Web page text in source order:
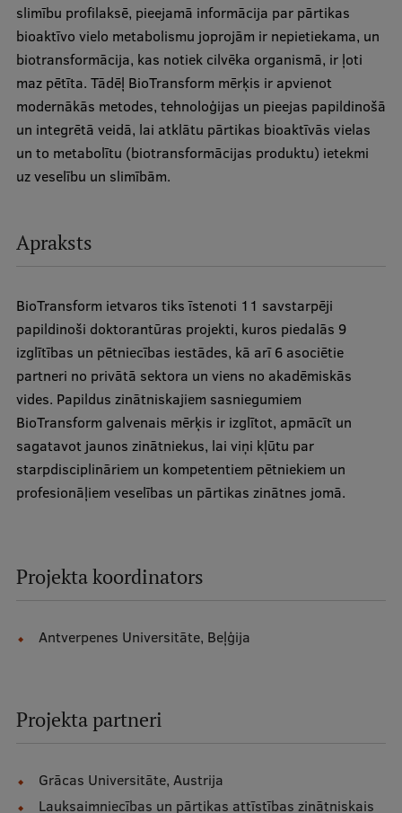
Studentu dzīve
Studiju norises vietas
Mūsu cilvēki
RSU fonds
Muzeji un ekspozīcijas
Projekti
Reitingi
Ilgtspējīga attīstība
Dati par 2025. gadu
slimību profilaksē, pieejamā informācija par pārtikas
bioaktīvo vielo metabolismu joprojām ir nepietiekama, un
biotransformācija, kas notiek cilvēka organismā, ir ļoti
maz pētīta. Tādēļ BioTransform mērķis ir apvienot
modernākās metodes, tehnoloģijas un pieejas papildinošā
un integrētā veidā, lai atklātu pārtikas bioaktīvās vielas
un to metabolītu (biotransformācijas produktu) ietekmi
uz veselību un slimībām.
Apraksts
BioTransform ietvaros tiks īstenoti 11 savstarpēji
papildinoši doktorantūras projekti, kuros piedalās 9
izglītības un pētniecības iestādes, kā arī 6 asociētie
partneri no privātā sektora un viens no akadēmiskās
vides. Papildus zinātniskajiem sasniegumiem
BioTransform galvenais mērķis ir izglītot, apmācīt un
sagatavot jaunos zinātniekus, lai viņi kļūtu par
starpdisciplināriem un kompetentiem pētniekiem un
profesionāļiem veselības un pārtikas zinātnes jomā.
Projekta koordinators
Antverpenes Universitāte, Beļģija
Projekta partneri
Grācas Universitāte, Austrija
Lauksaimniecības un pārtikas attīstības zinātniskais